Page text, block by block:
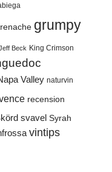
grumpy
Beck King Crimson
Valley naturvin
recension
svavel Syrah
vintips